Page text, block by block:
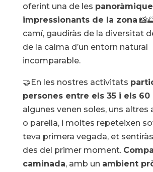
oferint una de les
impressionants de la zona
camí, gaudiràs de la diversitat
de la calma d’un entorn natural
incomparable.
🤝En les nostres activitats
persones entre els 35 i els 60
algunes venen soles, uns altres
o parella, i moltes repeteixen
teva primera vegada, et
des del primer moment.
caminada, amb un ambient